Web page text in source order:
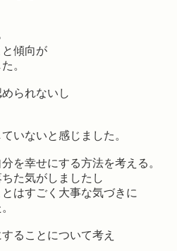
と傾向が
。
られないし
いないと感じました。
を幸せにする方法を考える。
た気がしましたし
はすごく大事な気づきに
ることについて考え